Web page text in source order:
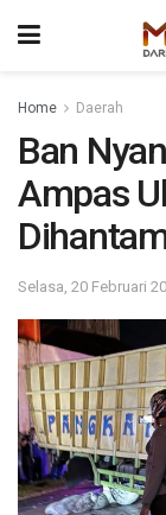
Home Daerah
Ban
Ampas
Selasa, 20 Februari